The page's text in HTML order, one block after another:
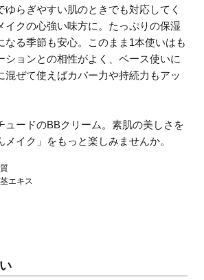
ゆらぎやすい肌のときでも対応してく
イクの心強い味方に。たっぷりの保湿
なる季節も安心。このまま1本使いはも
ションとの相性がよく、ベース使いに
混ぜて使えばカバー力や持続力もアッ
ュードのBBクリーム。素肌の美しさを
イク」をもっと楽しみませんか。
エキス